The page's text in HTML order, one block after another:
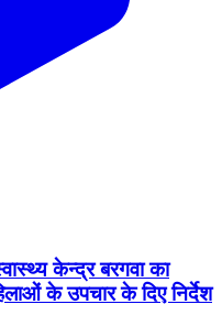
केन्द्र बरगवा का
के उपचार के दिए निर्देश